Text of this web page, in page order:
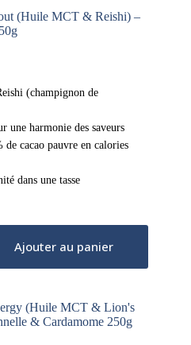
(Huile MCT & Reishi) –
(champignon de
une harmonie des saveurs
cacao pauvre en calories
dans une tasse
Ajouter au panier